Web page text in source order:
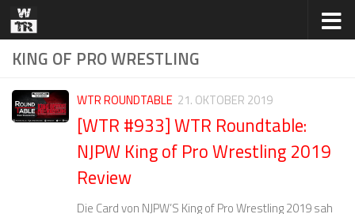
Zum Inhalt springen
KING OF PRO WRESTLING
WTR ROUNDTABLE 21. OKTOBER 2019
[WTR #933] WTR Roundtable:
NJPW King of Pro Wrestling 2019
Review
Die Card von NJPW’S King of Pro Wrestling 2019 sah